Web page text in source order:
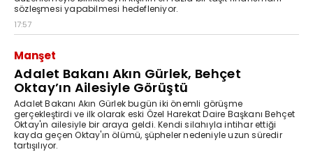
sözleşmesi yapabilmesi hedefleniyor.
17:57
Manşet
Adalet Bakanı Akın Gürlek, Behçet
Oktay’ın Ailesiyle Görüştü
Adalet Bakanı Akın Gürlek bugün iki önemli görüşme
gerçekleştirdi ve ilk olarak eski Özel Harekat Daire Başkanı Behçet
Oktay'ın ailesiyle bir araya geldi. Kendi silahıyla intihar ettiği
kayda geçen Oktay'ın ölümü, şüpheler nedeniyle uzun süredir
tartışılıyor.